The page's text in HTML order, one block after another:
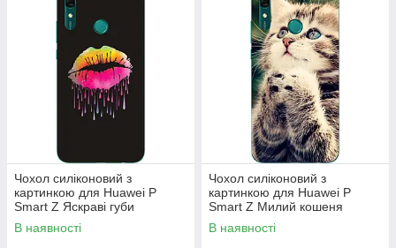
Чохол силіконовий з
картинкою для Huawei P
Smart Z Яскраві губи
В наявності
Чохол силіконовий з
картинкою для Huawei P
Smart Z Милий кошеня
В наявності